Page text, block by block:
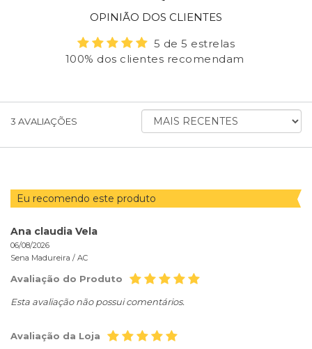
OPINIÃO DOS CLIENTES
5 de 5 estrelas
100% dos clientes recomendam
3 AVALIAÇÕES
ORDENAR
AVALIAÇÕES
Eu recomendo este produto
Ana claudia Vela
06/08/2026
Sena Madureira / AC
Avaliação do Produto
Esta avaliação não possui comentários.
Avaliação da Loja